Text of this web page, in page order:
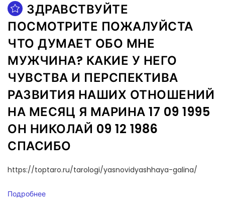
ЗДРАВСТВУЙТЕ
ПОСМОТРИТЕ ПОЖАЛУЙСТА
ЧТО ДУМАЕТ ОБО МНЕ
МУЖЧИНА? КАКИЕ У НЕГО
ЧУВСТВА И ПЕРСПЕКТИВА
РАЗВИТИЯ НАШИХ ОТНОШЕНИЙ
НА МЕСЯЦ Я МАРИНА 17 09 1995
ОН НИКОЛАЙ 09 12 1986
СПАСИБО
https://toptaro.ru/tarologi/yasnovidyashhaya-galina/
Подробнее